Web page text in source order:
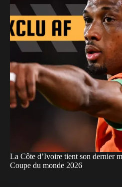
La Côte d’Ivoire tient son dernier
Coupe du monde 2026